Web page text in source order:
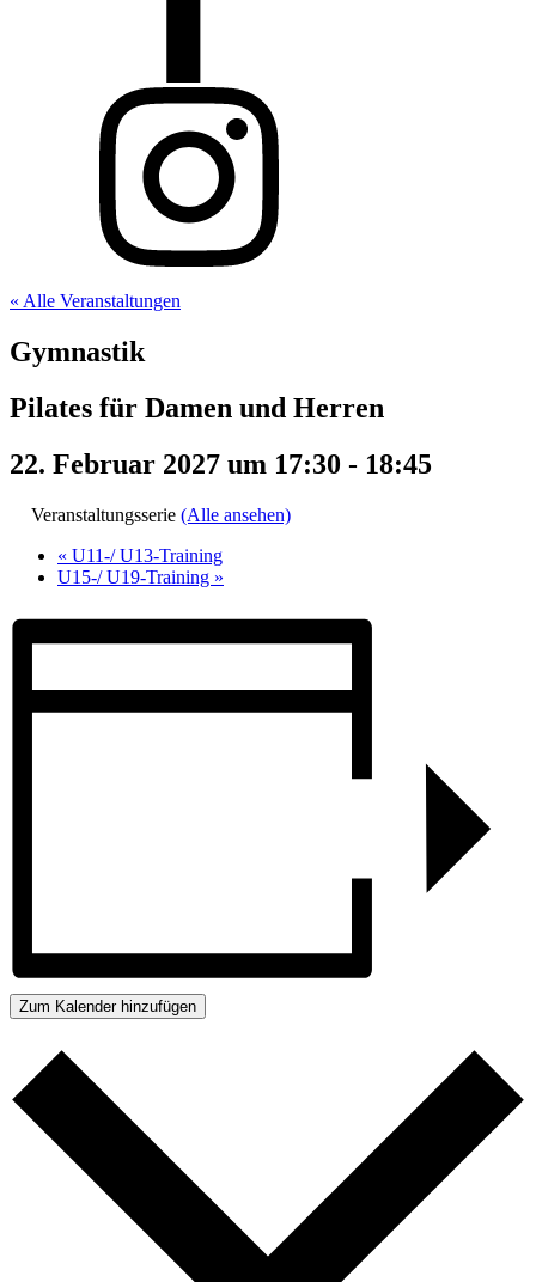
« Alle Veranstaltungen
Gymnastik
Pilates für Damen und Herren
22. Februar 2027 um 17:30 - 18:45
Veranstaltungsserie (Alle ansehen)
« U11-/ U13-Training
U15-/ U19-Training »
Zum Kalender hinzufügen